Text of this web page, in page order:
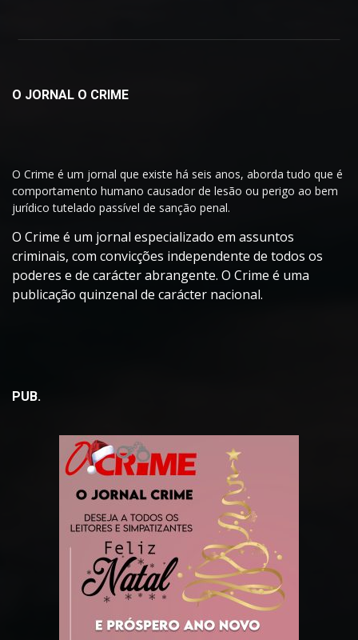
O JORNAL O CRIME
O Crime é um jornal que existe há seis anos, aborda tudo que é
comportamento humano causador de lesão ou perigo ao bem
jurídico tutelado passível de sanção penal.
O Crime é um jornal especializado em assuntos
criminais, com convicções independente de todos os
poderes e de carácter abrangente. O Crime é uma
publicação quinzenal de carácter nacional.
PUB.